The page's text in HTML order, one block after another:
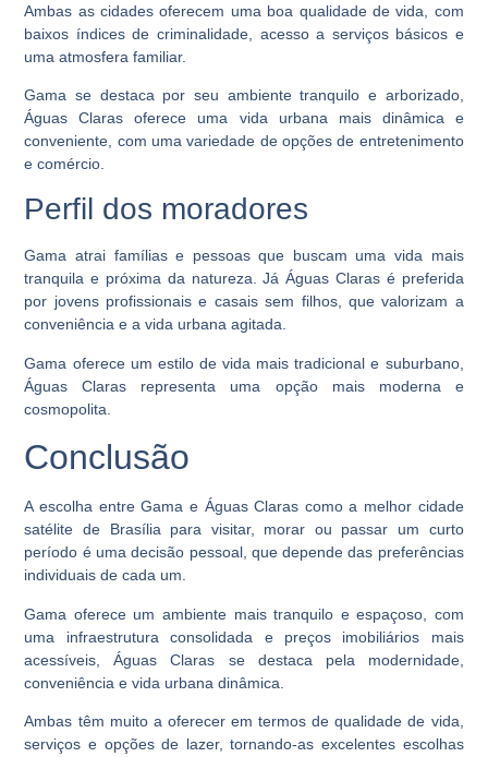
Ambas as cidades oferecem uma boa qualidade de vida, com
baixos índices de criminalidade, acesso a serviços básicos e
uma atmosfera familiar.
Gama se destaca por seu ambiente tranquilo e arborizado,
Águas Claras oferece uma vida urbana mais dinâmica e
conveniente, com uma variedade de opções de entretenimento
e comércio.
Perfil dos moradores
Gama atrai famílias e pessoas que buscam uma vida mais
tranquila e próxima da natureza. Já Águas Claras é preferida
por jovens profissionais e casais sem filhos, que valorizam a
conveniência e a vida urbana agitada.
Gama oferece um estilo de vida mais tradicional e suburbano,
Águas Claras representa uma opção mais moderna e
cosmopolita.
Conclusão
A escolha entre Gama e Águas Claras como a melhor cidade
satélite de Brasília para visitar, morar ou passar um curto
período é uma decisão pessoal, que depende das preferências
individuais de cada um.
Gama oferece um ambiente mais tranquilo e espaçoso, com
uma infraestrutura consolidada e preços imobiliários mais
acessíveis, Águas Claras se destaca pela modernidade,
conveniência e vida urbana dinâmica.
Ambas têm muito a oferecer em termos de qualidade de vida,
serviços e opções de lazer, tornando-as excelentes escolhas